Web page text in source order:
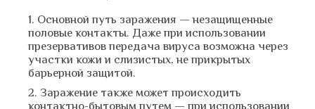
Основной путь заражения — незащищенные
половые контакты. Даже при использовании
презервативов передача вируса возможна через
участки кожи и слизистых, не прикрытых
барьерной защитой.
Заражение также может происходить
контактно-бытовым путем — при использовании